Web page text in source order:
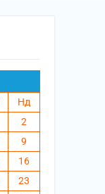
Нд
2
9
16
23